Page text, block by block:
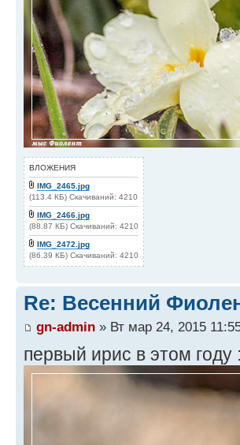
ВЛОЖЕНИЯ
IMG_2465.jpg
(113.4 КБ) Скачиваний: 4210
IMG_2466.jpg
(88.87 КБ) Скачиваний: 4210
IMG_2472.jpg
(86.39 КБ) Скачиваний: 4210
Re: Весенний
gn-admin » Вт мар 24, 2015
первый ирис в этом году